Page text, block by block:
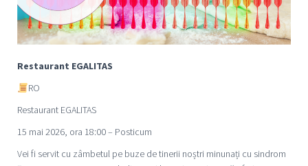
Restaurant EGALITAS
RO
Restaurant EGALITAS
15 mai 2026, ora 18:00 – Posticum
Vei fi servit cu zâmbetul pe buze de tinerii noștri minunați cu sindrom